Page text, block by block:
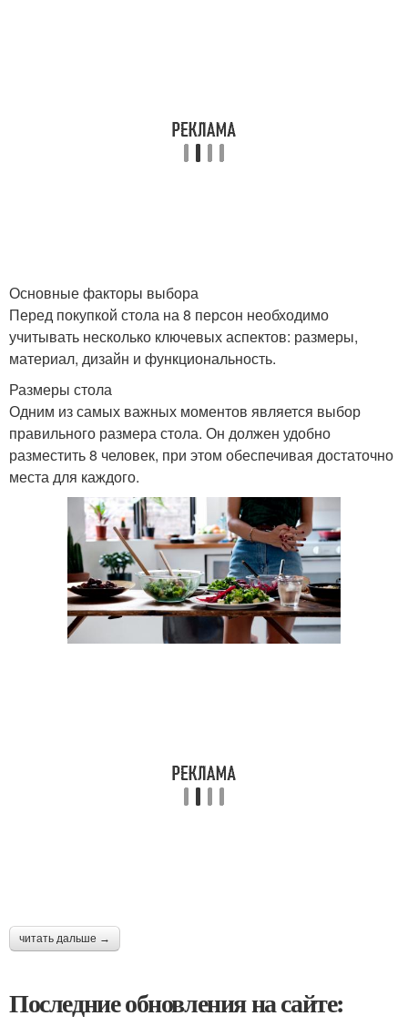
Основные факторы выбора
Перед покупкой стола на 8 персон необходимо
учитывать несколько ключевых аспектов: размеры,
материал, дизайн и функциональность.
Размеры стола
Одним из самых важных моментов является выбор
правильного размера стола. Он должен удобно
разместить 8 человек, при этом обеспечивая достаточно
места для каждого.
читать дальше →
Последние обновления на сайте: